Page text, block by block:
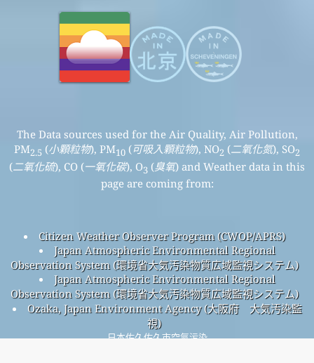
The Data sources used for the Air Quality, Air Pollution,
PM2.5 (小顆粒物), PM10 (可吸入顆粒物), NO2 (二氧化氮), SO2
(二氧化硫), CO (一氧化碳), O3 (臭氧) and Weather data in this
page are coming from:
Citizen Weather Observer Program (CWOP/APRS)
Japan Atmospheric Environmental Regional
Observation System (環境省大気汚染物質広域監視システム)
Japan Atmospheric Environmental Regional
Observation System (環境省大気汚染物質広域監視システム)
Ozaka, Japan Environment Agency (大阪府 大気汚染監
視)
日本佐久佐久市空氣污染